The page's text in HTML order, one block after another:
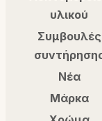
υλικού
Συμβουλές
Νέα
Μάρκα